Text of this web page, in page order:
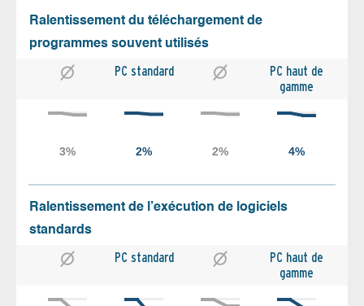
Ralentissement du téléchargement de
programmes souvent utilisés
PC standard
PC haut de
gamme
Ralentissement de l’exécution de logiciels
standards
PC standard
PC haut de
gamme